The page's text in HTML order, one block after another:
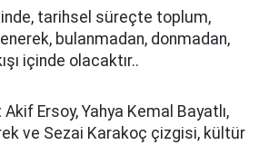
tarihsel süreçte toplum,
bulanmadan, donmadan,
içinde olacaktır..
Ersoy, Yahya Kemal Bayatlı,
ve Sezai Karakoç çizgisi, kültür